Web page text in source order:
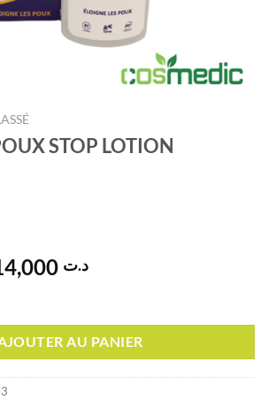
STOP LOTION
prix
:
د.ت 16,500.
د.تLe
est :
AU PANIER